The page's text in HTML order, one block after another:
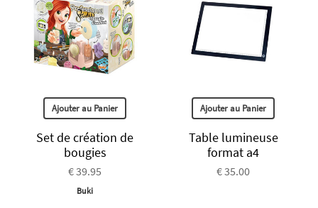
Ajouter au Panier
Set de création de
bougies
€ 39.95
Buki
Ajouter au Panier
Table lumineuse
format a4
€ 35.00